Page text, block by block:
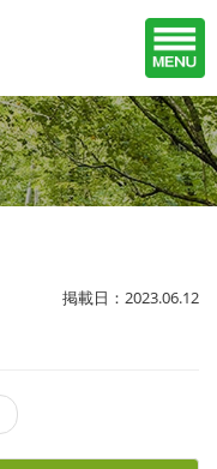
掲載日：2023.06.12